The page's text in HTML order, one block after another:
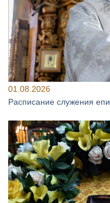
01.08.2026
Расписание служения